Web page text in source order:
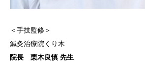
＜手技監修＞
鍼灸治療院くり木
院長 栗木良慎 先生